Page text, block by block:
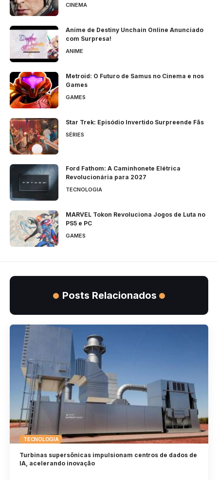
CINEMA
Anime de Destiny Unchain Online Anunciado
com Surpresa!
ANIME
Metroid: O Futuro de Samus no Cinema e nos
Games
GAMES
Star Trek: Episódio Invertido Surpreende Fãs
SÉRIES
Ford Fathom: A Caminhonete Elétrica
Revolucionária para 2027
TECNOLOGIA
MARVEL Tokon Revoluciona Jogos de Luta no
PS5 e PC
GAMES
Posts Relacionados
TECNOLOGIA
Turbinas supersônicas impulsionam centros de dados de
IA, acelerando inovação